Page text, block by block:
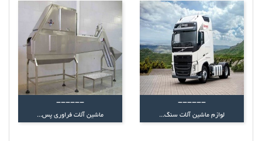
------
لوازم ماشین آلات سنگ...
------
ماشین آلات فراوری پس...